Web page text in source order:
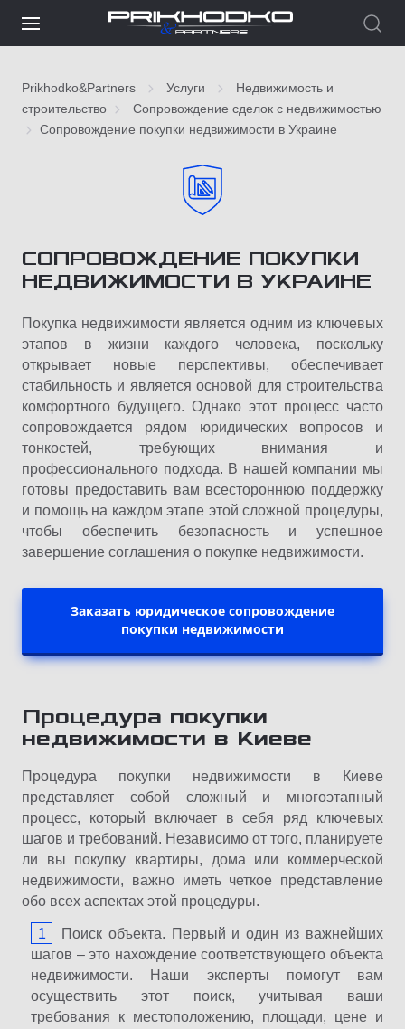
Prikhodko&Partners Услуги
Недвижимость и
строительство
Сопровождение сделок с недвижимостью
Сопровождение покупки недвижимости в Украине
СОПРОВОЖДЕНИЕ ПОКУПКИ
НЕДВИЖИМОСТИ В УКРАИНЕ
Покупка недвижимости является одним из ключевых
этапов в жизни каждого человека, поскольку
открывает новые перспективы, обеспечивает
стабильность и является основой для строительства
комфортного будущего. Однако этот процесс часто
сопровождается рядом юридических вопросов и
тонкостей, требующих внимания и
профессионального подхода. В нашей компании мы
готовы предоставить вам всестороннюю поддержку
и помощь на каждом этапе этой сложной процедуры,
чтобы обеспечить безопасность и успешное
завершение соглашения о покупке недвижимости.
Заказать юридическое сопровождение
покупки недвижимости
Процедура покупки
недвижимости в Киеве
Процедура покупки недвижимости в Киеве
представляет собой сложный и многоэтапный
процесс, который включает в себя ряд ключевых
шагов и требований. Независимо от того, планируете
ли вы покупку квартиры, дома или коммерческой
недвижимости, важно иметь четкое представление
обо всех аспектах этой процедуры.
Поиск объекта. Первый и один из важнейших
шагов – это нахождение соответствующего объекта
недвижимости. Наши эксперты помогут вам
осуществить этот поиск, учитывая ваши
требования к местоположению, площади, цене и